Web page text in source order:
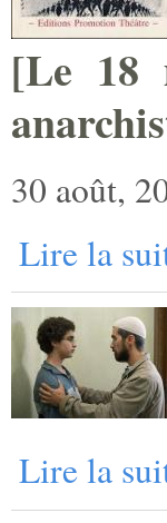
[Le 18
30 août,
Lire la
Lire la